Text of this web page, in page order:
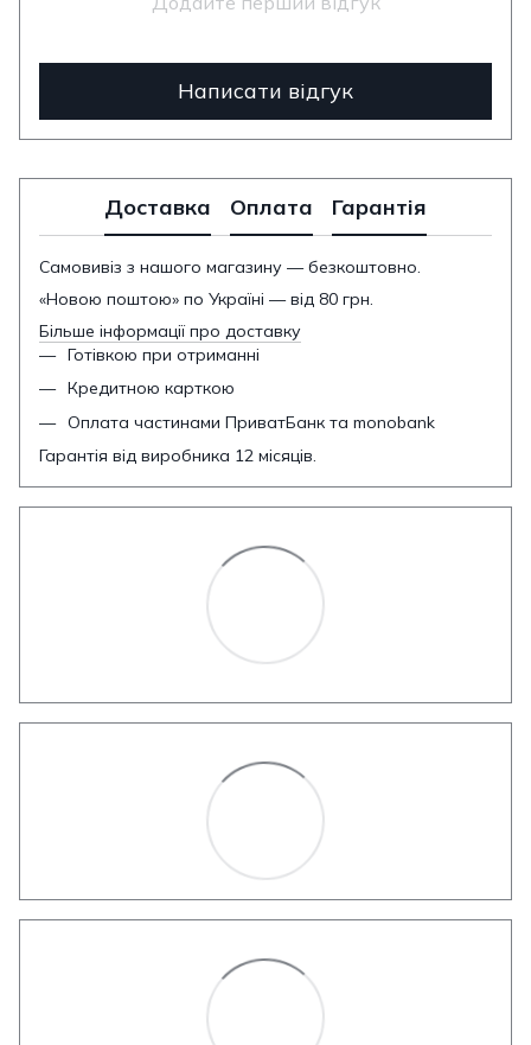
Написати відгук
Доставка Оплата Гарантія
Самовивіз з нашого магазину — безкоштовно.
«Новою поштою» по Україні — від 80 грн.
Більше інформації про доставку
Готівкою при отриманні
Кредитною карткою
Оплата частинами ПриватБанк та monobank
Гарантія від виробника 12 місяців.